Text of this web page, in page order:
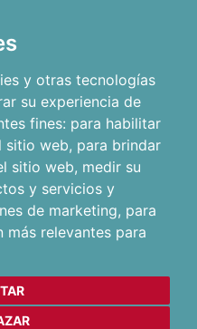
y otras tecnologías
su experiencia de
fines: para habilitar
sitio web, para brindar
sitio web, medir su
y servicios y
de marketing, para
más relevantes para